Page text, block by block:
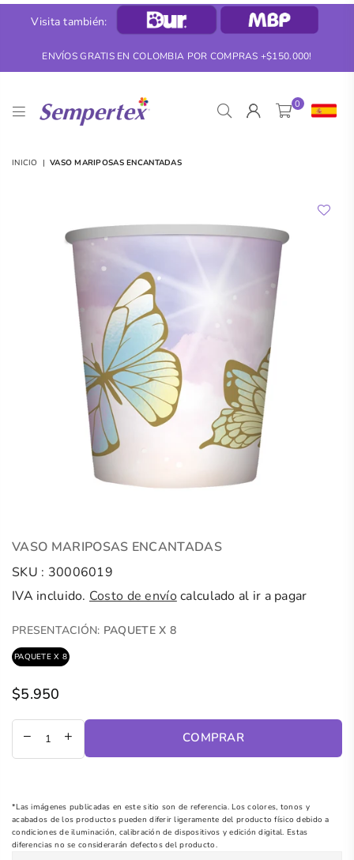
Visita también:
ENVÍOS GRATIS EN COLOMBIA POR COMPRAS +$150.000!
SEMPERTEX
0
INICIO | VASO MARIPOSAS ENCANTADAS
VASO MARIPOSAS ENCANTADAS
SKU : 30006019
IVA incluido. Costo de envíocalculado al ir a pagar
PRESENTACIÓN: PAQUETE X 8
PAQUETE X 8
Precio
regular
$5.950
COMPRAR
*Las imágenes publicadas en este sitio son de referencia. Los colores, tonos y
acabados de los productos pueden diferir ligeramente del producto físico debido a
condiciones de iluminación, calibración de dispositivos y edición digital. Estas
diferencias no se considerarán defectos del producto.